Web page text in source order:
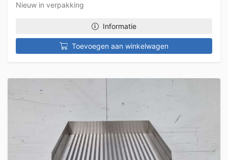
Nieuw in verpakking
Informatie
Toevoegen aan winkelwagen